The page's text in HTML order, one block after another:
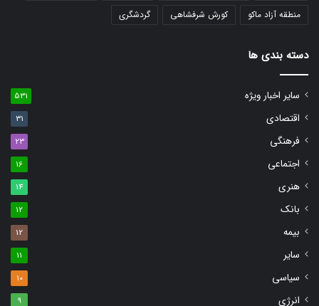
منطقه آزاد ماکو
کورش شرفشاهی گردشگری
دسته بندی ها
سایر اخبار ویژه 531
اقتصادی 31
فرهنگی 23
اجتماعی 16
هنری 14
بانک 12
بیمه 12
سایر 11
سیاسی 10
انرژی 9